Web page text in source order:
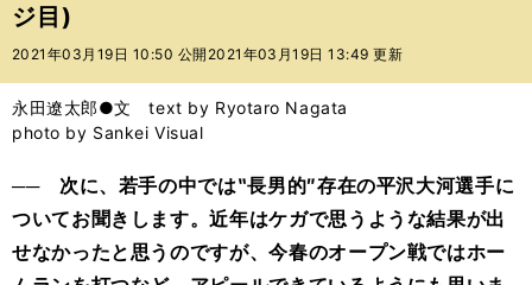
テ
ー
バ
ジ目)
2021年03月19日 10:50 公開 2021年03月19日 13:49 更新
永田遼太郎●文 text by Ryotaro Nagata
photo by Sankei Visual
── 次に、若手の中では‶長男的″存在の平沢大河選手に
ついてお聞きします。近年はケガで思うような結果が出
せなかったと思うのですが、今春のオープン戦ではホー